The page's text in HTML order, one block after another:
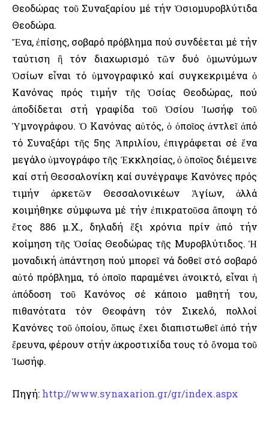
Θεοδώρας τοῦ Συναξαρίου μέ τήν Ὁσιομυροβλύτιδα
Θεοδώρα.
Ἕνα, ἐπίσης, σοβαρό πρόβλημα πού συνδέεται μέ τήν
ταύτιση ἢ τόν διαχωρισμό τῶν δυό ὁμωνύμων
Ὁσίων εἶναι τό ὑμνογραφικό καί συγκεκριμένα ὁ
Κανόνας πρός τιμήν τῆς Ὁσίας Θεοδώρας, πού
ἀποδίδεται στή γραφίδα τοῦ Ὁσίου Ἰωσήφ τοῦ
Ὑμνογράφου. Ὁ Κανόνας αὐτός, ὁ ὁποῖος ἀντλεῖ ἀπό
τό Συναξάρι τῆς 5ης Ἀπριλίου, ἐπιγράφεται σέ ἕνα
μεγάλο ὑμνογράφο τῆς Ἐκκλησίας, ὁ ὁποῖος διέμεινε
καί στή Θεσσαλονίκη καί συνέγραψε Κανόνες πρός
τιμήν ἀρκετῶν Θεσσαλονικέων Ἁγίων, ἀλλά
κοιμήθηκε σύμφωνα μέ τήν ἐπικρατοῦσα ἄποψη τό
ἔτος 886 μ.Χ., δηλαδή ἕξι χρόνια πρίν ἀπό τήν
κοίμηση τῆς Ὁσίας Θεοδώρας τῆς Μυροβλύτιδος. Ἡ
μοναδική ἀπάντηση πού μπορεῖ νά δοθεῖ στό σοβαρό
αὐτό πρόβλημα, τό ὁποῖο παραμένει ἀνοικτό, εἶναι ἡ
ἀπόδοση τοῦ Κανόνος σέ κάποιο μαθητή του,
πιθανότατα τόν Θεοφάνη τόν Σικελό, πολλοί
Κανόνες τοῦ ὁποίου, ὅπως ἔχει διαπιστωθεῖ ἀπό τήν
ἔρευνα, φέρουν στήν ἀκροστιχίδα τους τό ὄνομα τοῦ
Ἰωσήφ.
Πηγή: http://www.synaxarion.gr/gr/index.aspx